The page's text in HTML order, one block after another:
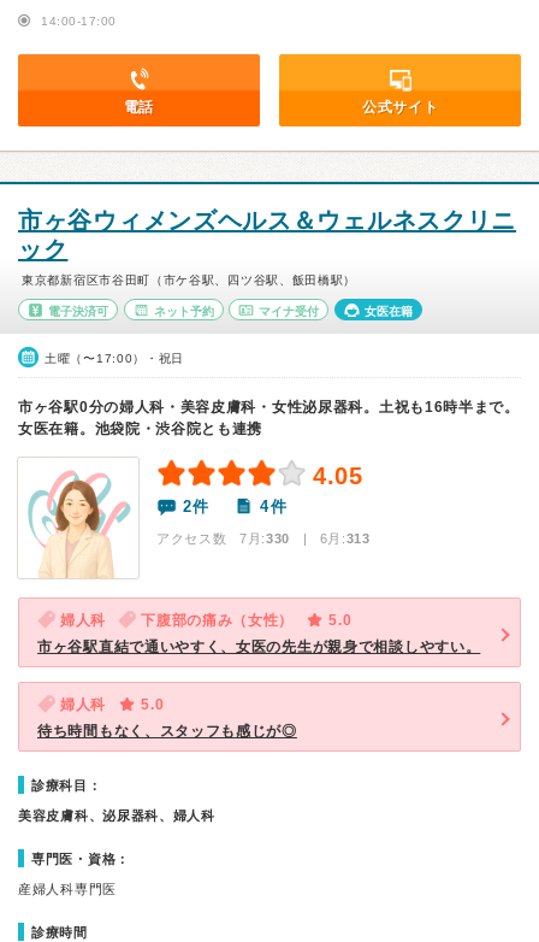
14:00-17:00
電話 公式サイト
市ヶ谷ウィメンズヘルス＆ウェルネスクリニ
ック
東京都新宿区市谷田町（市ケ谷駅、四ツ谷駅、飯田橋駅）
電子決済可 ネット予約 マイナ受付 女医在籍
土曜（〜17:00）・祝日
市ヶ谷駅0分の婦人科・美容皮膚科・女性泌尿器科。土祝も16時半まで。
女医在籍。池袋院・渋谷院とも連携
4.05
2件 4件
アクセス数 7月:330 | 6月:313
婦人科 下腹部の痛み（女性）
5.0
市ヶ谷駅直結で通いやすく、女医の先生が親身で相談しやすい。
婦人科
5.0
待ち時間もなく、スタッフも感じが◎
診療科目：
美容皮膚科、泌尿器科、婦人科
専門医・資格：
産婦人科専門医
診療時間